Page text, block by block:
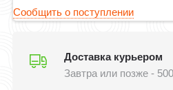
Сообщить о поступлении
Доставка курьером
Завтра или позже -